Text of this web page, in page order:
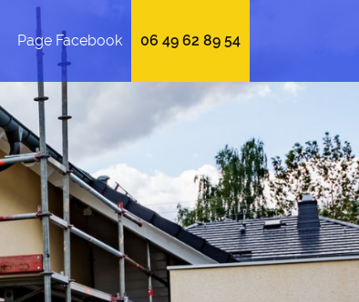
Page Facebook 06 49 62 89 54